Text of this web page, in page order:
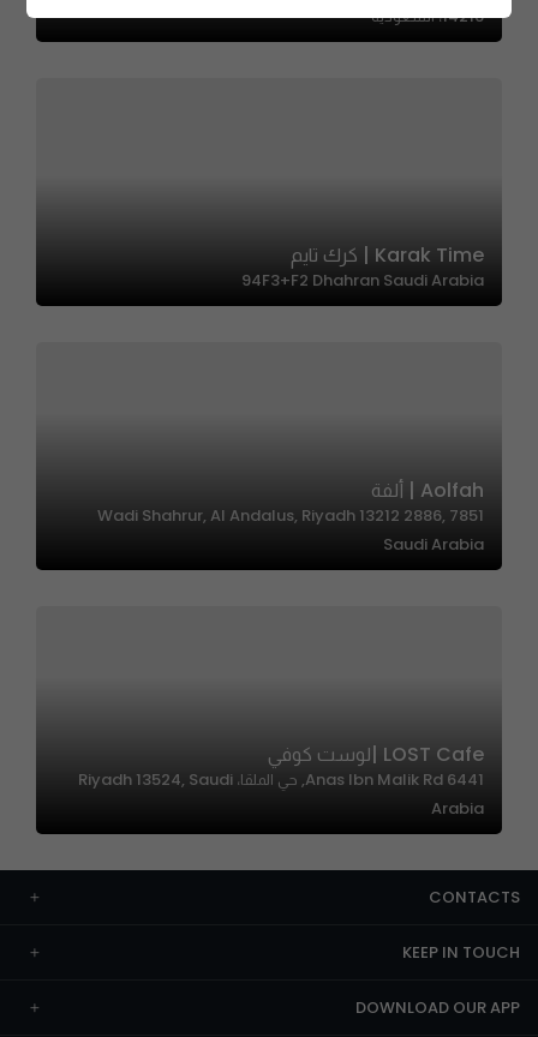
14216، السعودية
Karak Time | كرك تايم
94F3+F2 Dhahran Saudi Arabia
Aolfah | ألفة
7851 Wadi Shahrur, Al Andalus, Riyadh 13212 2886,
Saudi Arabia
LOST Cafe |لوست كوفي
6441 Anas Ibn Malik Rd, حي الملقا، Riyadh 13524, Saudi
Arabia
CONTACTS
KEEP IN TOUCH
DOWNLOAD OUR APP